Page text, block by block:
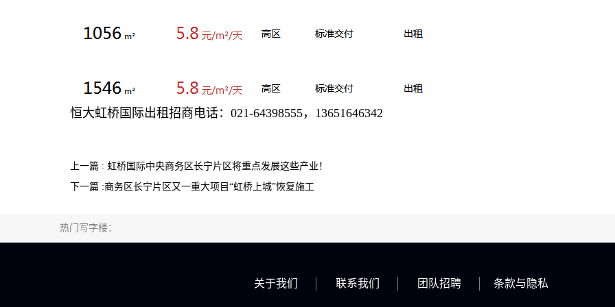
恒大虹桥国际出租招商电话：021-64398555，13651646342
上一篇 : 虹桥国际中央商务区长宁片区将重点发展这些产业！
下一篇 :商务区长宁片区又一重大项目“虹桥上城”恢复施工
热门写字楼：
关于我们 联系我们 团队招聘 条款与隐私